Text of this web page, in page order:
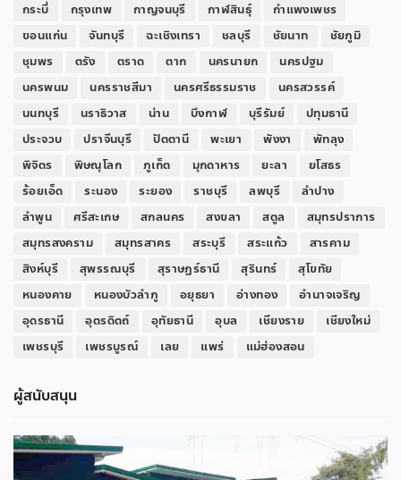
กระบี่ กรุงเทพ กาญจนบุรี กาฬสินธุ์
กำแพงเพชร
ขอนแก่น
จันทบุรี ฉะเชิงเทรา ชลบุรี ชัยนาท
ชัยภูมิ
ชุมพร
ตรัง ตราด ตาก นครนายก
นครปฐม
นครพนม
นครราชสีมา นครศรีธรรมราช
นครสวรรค์
นนทบุรี
นราธิวาส น่าน บึงกาฬ บุรีรัมย์
ปทุมธานี
ประจวบ
ปราจีนบุรี ปัตตานี พะเยา พังงา
พัทลุง
พิจิตร
พิษณุโลก ภูเก็ต มุกดาหาร ยะลา
ยโสธร
ร้อยเอ็ด
ระนอง ระยอง ราชบุรี ลพบุรี
ลำปาง
ลำพูน
ศรีสะเกษ สกลนคร สงขลา สตูล
สมุทรปราการ
สมุทรสงคราม
สมุทรสาคร สระบุรี สระแก้ว
สารคาม
สิงห์บุรี
สุพรรณบุรี สุราษฎร์ธานี สุรินทร์
สุโขทัย
หนองคาย
หนองบัวลำภู อยุธยา อ่างทอง
อำนาจเจริญ
อุดรธานี
อุตรดิตถ์ อุทัยธานี อุบล เชียงราย
เชียงใหม่
เพชรบุรี
เพชรบูรณ์ เลย แพร่ แม่ฮ่องสอน
ผู้สนับสนุน